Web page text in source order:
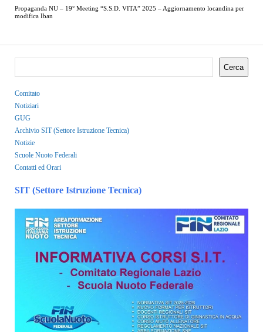
Propaganda NU – 19° Meeting “S.S.D. VITA” 2025 – Aggiornamento locandina per
modifica Iban
Cerca
Comitato
Notiziari
GUG
Archivio SIT (Settore Istruzione Tecnica)
Notizie
Scuole Nuoto Federali
Contatti ed Orari
SIT (Settore Istruzione Tecnica)